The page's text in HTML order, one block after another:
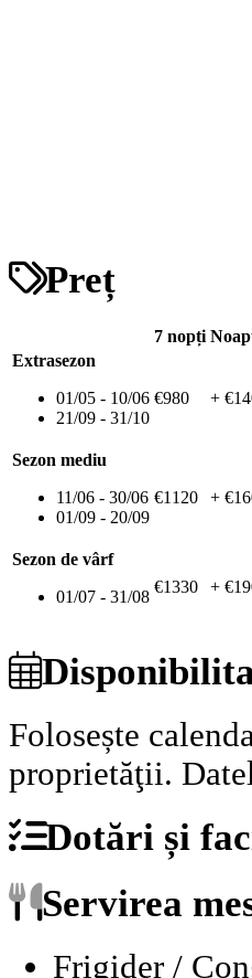
Preț
7 nopți
Extrasezon
01/05 - 10/06
21/09 - 31/10
€980 +
Sezon mediu
11/06 - 30/06
01/09 - 20/09
€1120 +
Sezon de vârf
01/07 - 31/08
€1330 +
Folosește
proprietăţii.
Dotări și
Servirea
Frigider /